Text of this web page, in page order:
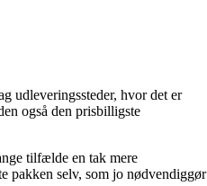
udleveringssteder, hvor det er
også den prisbilligste
tilfælde en tak mere
pakken selv, som jo nødvendiggør